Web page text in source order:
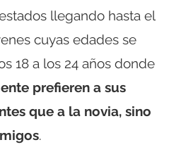
llegando hasta el
cuyas edades se
18 a los 24 años donde
prefieren a sus
que a la novia, sino
.